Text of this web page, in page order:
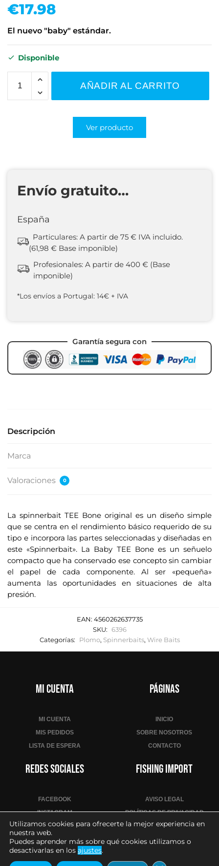
€17.98
El nuevo "baby" estándar.
Disponible
AÑADIR AL CARRITO
Ver producto
Envío gratuito…
España
Particulares: A partir de 75 € IVA incluido.
(61,98 € Base imponible)
Profesionales: A partir de 400 € (Base
imponible)
*Los envíos a Portugal: 14€ + IVA
Garantía segura con
Descripción
Marca
Valoraciones 0
La spinnerbait TEE Bone original es un diseño simple
que se centra en el rendimiento básico requerido de su
tipo e incorpora las partes seleccionadas y diseñadas en
este «Spinnerbait». La Baby TEE Bone es un señuelo
compacto que ha conservado ese concepto sin cambiar
el papel de cada componente. Al ser «pequeña»
aumenta las oportunidades en situaciones de alta
presión.
EAN: 4560262637735
SKU: 6396
Categorías:
Plomo, Spinnerbaits, Wire Baits
Mi cuenta
MI CUENTA
MIS PEDIDOS
LISTA DE ESPERA
Páginas
INICIO
SOBRE NOSOTROS
CONTACTO
Redes sociales
FACEBOOK
INSTAGRAM
YOUTUBE
Fishing Import
AVISO LEGAL
POLÍTICAS DE PRIVACIDAD
POLÍTICA DE COOKIES
CONDICIONES DE VENTA
Utilizamos cookies para ofrecerte la mejor experiencia en
nuestra web.
Puedes aprender más sobre qué cookies utilizamos o
desactivarlas en los ajustes.